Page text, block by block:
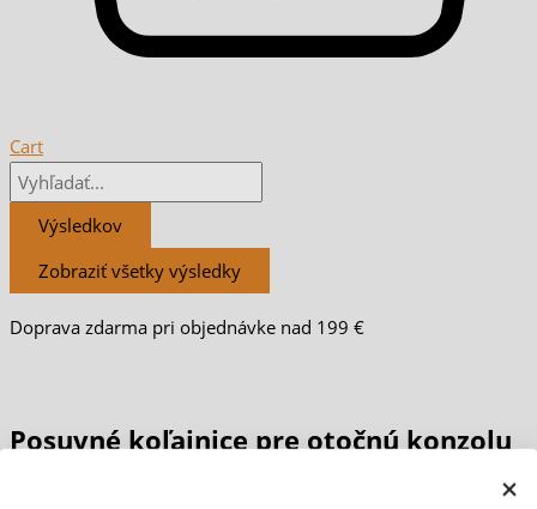
Cart
Výsledkov
Zobraziť všetky výsledky
Doprava zdarma pri objednávke nad 199 €
Posuvné koľajnice pre otočnú konzolu